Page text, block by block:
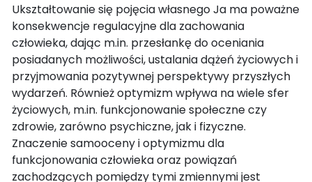
Ukształtowanie się pojęcia własnego Ja ma poważne
konsekwencje regulacyjne dla zachowania
człowieka, dając m.in. przesłankę do oceniania
posiadanych możliwości, ustalania dążeń życiowych i
przyjmowania pozytywnej perspektywy przyszłych
wydarzeń. Również optymizm wpływa na wiele sfer
życiowych, m.in. funkcjonowanie społeczne czy
zdrowie, zarówno psychiczne, jak i fizyczne.
Znaczenie samooceny i optymizmu dla
funkcjonowania człowieka oraz powiązań
zachodzących pomiędzy tymi zmiennymi jest